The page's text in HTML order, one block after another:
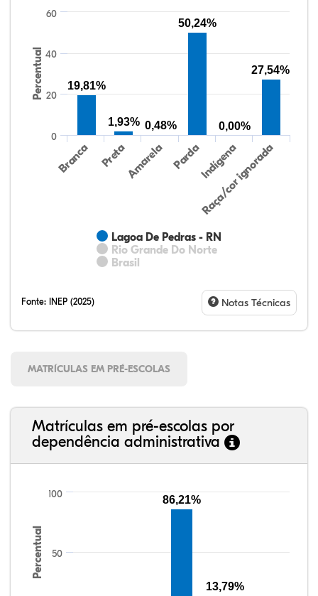
Percentual
Lagoa De Pedras - RN
Rio Grande Do Norte
Brasil
Branca PretaAmarela PardaIndígena
Raça/cor ignorada
0
20
40
60
19,81%
1,93% 0,48%
50,24%
0,00%
27,54%
Fonte: INEP (2025) Notas Técnicas
MATRÍCULAS EM PRÉ-ESCOLAS
Matrículas em pré-escolas por
dependência administrativa
Percentual 50
100 86,21%
13,79%